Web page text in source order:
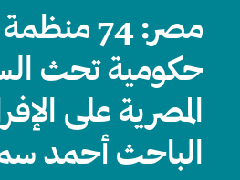
مصر: 74 منظمة
حكومية تحث
المصرية على
الباحث أحمد